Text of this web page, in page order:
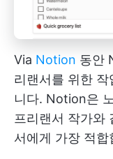
Via Notion 동안
리랜서를 위한
니다. Notion은
프리랜서 작가와
서에게 가장 적합